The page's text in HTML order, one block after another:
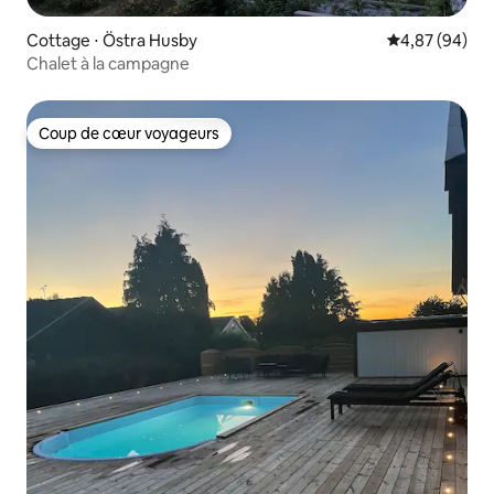
Cottage ⋅ Östra Husby Évaluation
4,87 (94)
Chalet à la campagne
Coup de cœur voyageurs
Coup de cœur voyageurs